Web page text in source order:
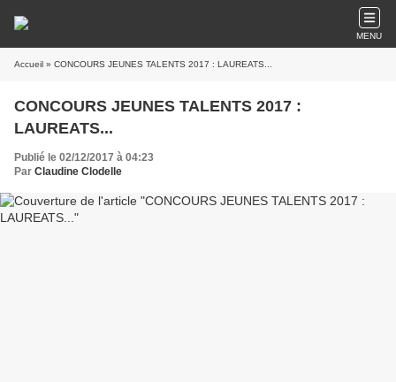
MENU
Accueil » CONCOURS JEUNES TALENTS 2017 : LAUREATS...
CONCOURS JEUNES TALENTS 2017 :
LAUREATS...
Publié le 02/12/2017 à 04:23
Par Claudine Clodelle